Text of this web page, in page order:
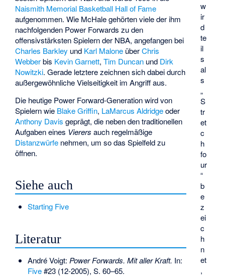
w
ir
d
te
il
s
al
s
„
S
tr
et
c
h
fo
ur
“
b
e
z
ei
c
h
n
et
,
Naismith Memorial Basketball Hall of Fame
aufgenommen. Wie McHale gehörten viele der ihm
nachfolgenden Power Forwards zu den
offensivstärksten Spielern der NBA, angefangen bei
Charles Barkley und Karl Malone überChris
Webberbis Kevin Garnett,Tim Duncan und Dirk
Nowitzki. Gerade letztere zeichnen sich dabei durch
außergewöhnliche Vielseitigkeit im Angriff aus.
Die heutige Power Forward-Generation wird von
Spielern wie Blake Griffin, LaMarcus Aldridgeoder
Anthony Davis geprägt, die neben den traditionellen
Aufgaben eines Vierers auch regelmäßige
Distanzwürfe nehmen, um so das Spielfeld zu
öffnen.
Siehe auch
Starting Five
Literatur
André Voigt: Power Forwards. Mit aller Kraft. In:
Five#23 (12-2005), S. 60–65.